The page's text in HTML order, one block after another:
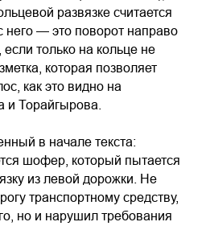
развязке считается
него — это поворот направо
только на кольце не
которая позволяет
как это видно на
и Торайгырова.
в начале текста:
шофер, который пытается
из левой дорожки. Не
транспортному средству,
но и нарушил требования